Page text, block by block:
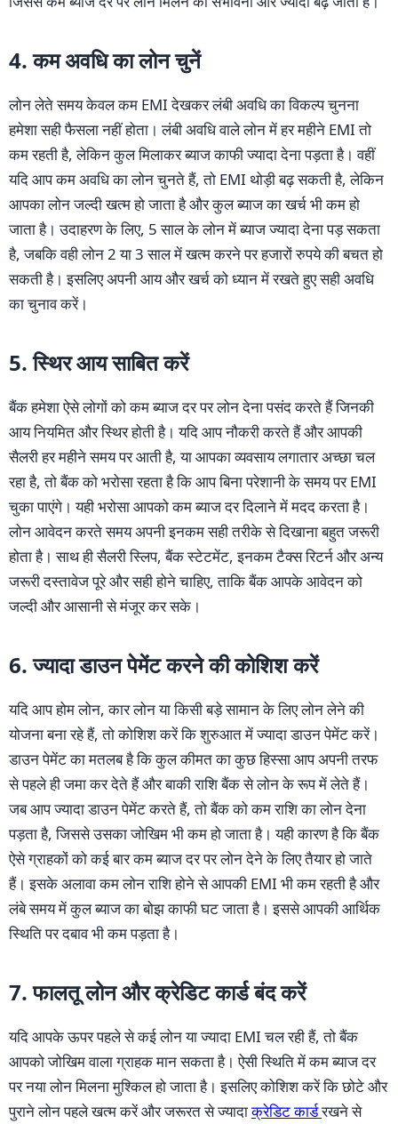
4. कम अवधि का लोन चुनें
लोन लेते समय केवल कम EMI देखकर लंबी अवधि का विकल्प चुनना
हमेशा सही फैसला नहीं होता। लंबी अवधि वाले लोन में हर महीने EMI तो
कम रहती है, लेकिन कुल मिलाकर ब्याज काफी ज्यादा देना पड़ता है। वहीं
यदि आप कम अवधि का लोन चुनते हैं, तो EMI थोड़ी बढ़ सकती है, लेकिन
आपका लोन जल्दी खत्म हो जाता है और कुल ब्याज का खर्च भी कम हो
जाता है। उदाहरण के लिए, 5 साल के लोन में ब्याज ज्यादा देना पड़ सकता
है, जबकि वही लोन 2 या 3 साल में खत्म करने पर हजारों रुपये की बचत हो
सकती है। इसलिए अपनी आय और खर्च को ध्यान में रखते हुए सही अवधि
का चुनाव करें।
5. स्थिर आय साबित करें
बैंक हमेशा ऐसे लोगों को कम ब्याज दर पर लोन देना पसंद करते हैं जिनकी
आय नियमित और स्थिर होती है। यदि आप नौकरी करते हैं और आपकी
सैलरी हर महीने समय पर आती है, या आपका व्यवसाय लगातार अच्छा चल
रहा है, तो बैंक को भरोसा रहता है कि आप बिना परेशानी के समय पर EMI
चुका पाएंगे। यही भरोसा आपको कम ब्याज दर दिलाने में मदद करता है।
लोन आवेदन करते समय अपनी इनकम सही तरीके से दिखाना बहुत जरूरी
होता है। साथ ही सैलरी स्लिप, बैंक स्टेटमेंट, इनकम टैक्स रिटर्न और अन्य
जरूरी दस्तावेज पूरे और सही होने चाहिए, ताकि बैंक आपके आवेदन को
जल्दी और आसानी से मंजूर कर सके।
6. ज्यादा डाउन पेमेंट करने की कोशिश करें
यदि आप होम लोन, कार लोन या किसी बड़े सामान के लिए लोन लेने की
योजना बना रहे हैं, तो कोशिश करें कि शुरुआत में ज्यादा डाउन पेमेंट करें।
डाउन पेमेंट का मतलब है कि कुल कीमत का कुछ हिस्सा आप अपनी तरफ
से पहले ही जमा कर देते हैं और बाकी राशि बैंक से लोन के रूप में लेते हैं।
जब आप ज्यादा डाउन पेमेंट करते हैं, तो बैंक को कम राशि का लोन देना
पड़ता है, जिससे उसका जोखिम भी कम हो जाता है। यही कारण है कि बैंक
ऐसे ग्राहकों को कई बार कम ब्याज दर पर लोन देने के लिए तैयार हो जाते
हैं। इसके अलावा कम लोन राशि होने से आपकी EMI भी कम रहती है और
लंबे समय में कुल ब्याज का बोझ काफी घट जाता है। इससे आपकी आर्थिक
स्थिति पर दबाव भी कम पड़ता है।
7. फालतू लोन और क्रेडिट कार्ड बंद करें
यदि आपके ऊपर पहले से कई लोन या ज्यादा EMI चल रही हैं, तो बैंक
आपको जोखिम वाला ग्राहक मान सकता है। ऐसी स्थिति में कम ब्याज दर
पर नया लोन मिलना मुश्किल हो जाता है। इसलिए कोशिश करें कि छोटे और
पुराने लोन पहले खत्म करें और जरूरत से ज्यादाक्रेडिट कार्डरखने से